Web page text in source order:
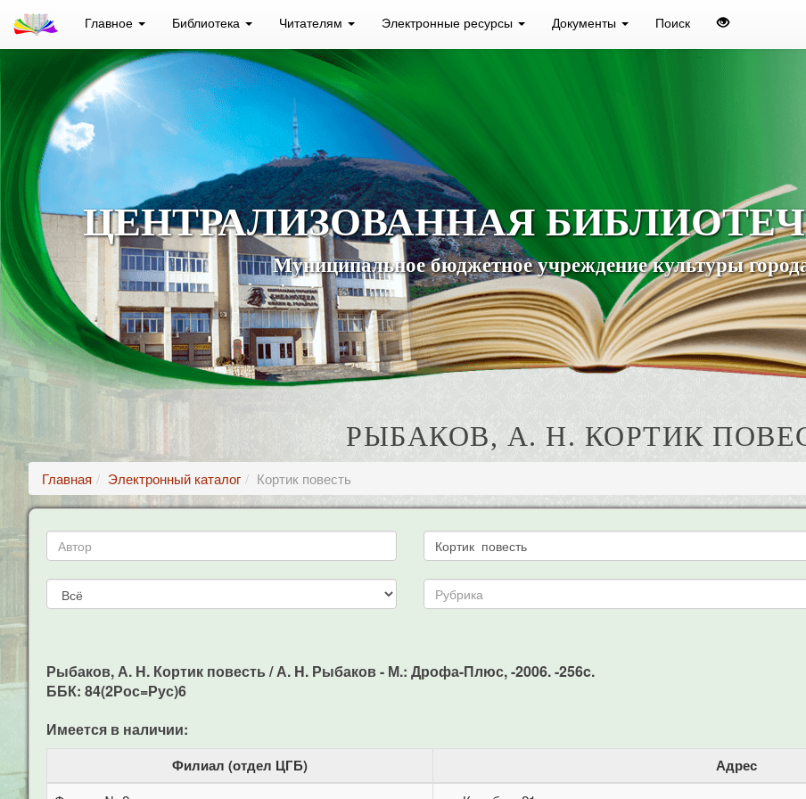
Главное Библиотека Читателям Электронные ресурсы Документы Поиск
ЦЕНТРАЛИЗОВАННАЯ
Муниципальное бюджетное учреждение культуры
РЫБАКОВ, А. H. КОРТИК
Главная Электронный каталог Кортик повесть
Рыбаков, А. H. Кортик повесть / А. H. Рыбаков - М.: Дрофа-Плюс, -2006. -256c.
ББК: 84(2Рос=Рус)6
Имеется в наличии:
Филиал (отдел ЦГБ) Адрес